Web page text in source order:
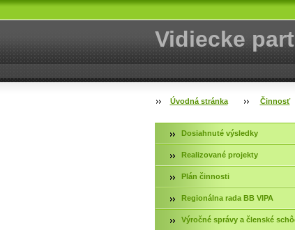
Vidiecke
Úvodná stránka Činnosť
Dosiahnuté výsledky
Realizované projekty
Plán činnosti
Regionálna rada BB VIPA
Výročné správy a členské